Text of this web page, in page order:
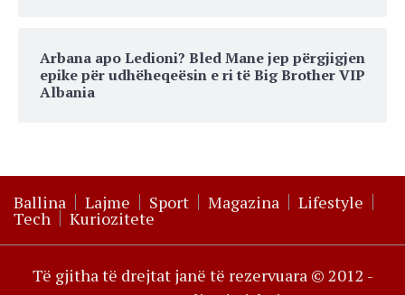
Arbana apo Ledioni? Bled Mane jep përgjigjen
epike për udhëheqeësin e ri të Big Brother VIP
Albania
Ballina Lajme Sport Magazina Lifestyle
Tech Kuriozitete
Të gjitha të drejtat janë të rezervuara © 2012 -